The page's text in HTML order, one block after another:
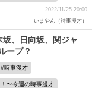
2022/11/25 20:00
いまやん（時事漫才）
坂、日向坂、関ジャ
ープ？
時事漫才
〜今週の時事漫才